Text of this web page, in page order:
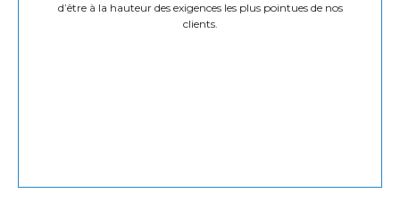
d’être à la hauteur des exigences les plus pointues de nos
clients.